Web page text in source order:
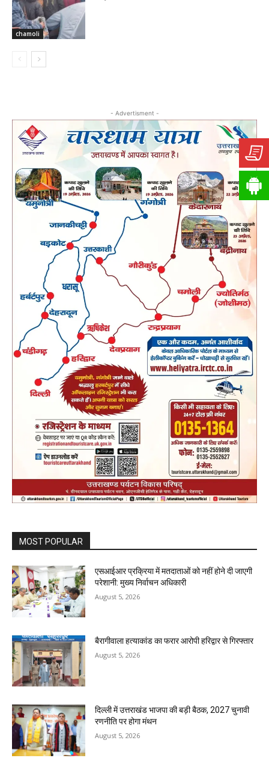
chamoli
- Advertisment -
MOST POPULAR
एसआईआर प्रक्रिया में मतदाताओं को नहीं होने दी जाएगी
परेशानी: मुख्य निर्वाचन अधिकारी
August 5, 2026
बैरागीवाला हत्याकांड का फरार आरोपी हरिद्वार से गिरफ्तार
August 5, 2026
दिल्ली में उत्तराखंड भाजपा की बड़ी बैठक, 2027 चुनावी
रणनीति पर होगा मंथन
August 5, 2026